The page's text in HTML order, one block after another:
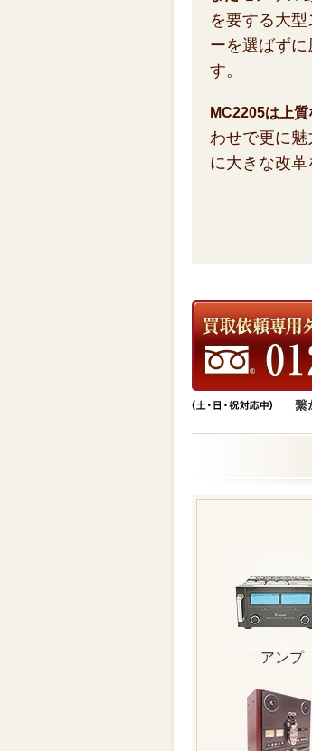
を要する大
ーを選ばず
す。
MC2205は上質
わせで更に
に大きな改革
アンプ